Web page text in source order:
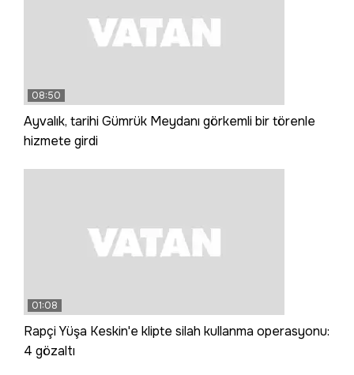
08:50
Ayvalık, tarihi Gümrük Meydanı görkemli bir törenle
hizmete girdi
01:08
Rapçi Yüşa Keskin'e klipte silah kullanma operasyonu:
4 gözaltı